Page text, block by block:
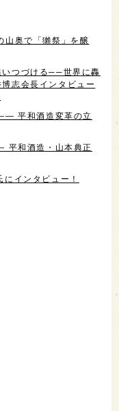
山奥で「獺祭」を醸
いつづける──世界に轟
志会長インタビュー
平和酒造変革の立
平和酒造・山本典正
インタビュー！